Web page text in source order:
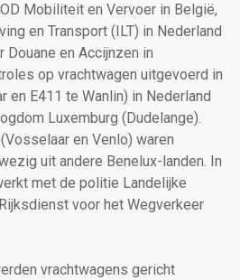
Mobiliteit en Vervoer in België,
en Transport (ILT) in Nederland
en Accijnzen in
op vrachtwagen uitgevoerd in
en E411 te Wanlin) in Nederland
Luxemburg (Dudelange).
en Venlo) waren
uit andere Benelux-landen. In
met de politie Landelijke
voor het Wegverkeer
vrachtwagens gericht